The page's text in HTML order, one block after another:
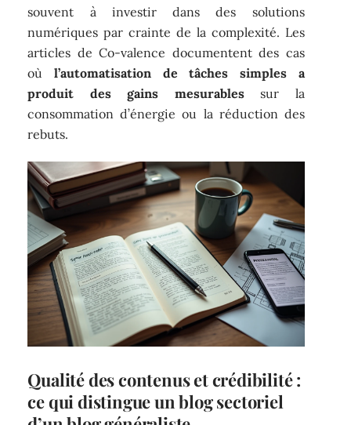
souvent à investir dans des solutions
numériques par crainte de la complexité. Les
articles de Co-valence documentent des cas
oùl’automatisation de tâches simples a
produit des gains mesurablessur la
consommation d’énergie ou la réduction des
rebuts.
Qualité des contenus et crédibilité :
ce qui distingue un blog sectoriel